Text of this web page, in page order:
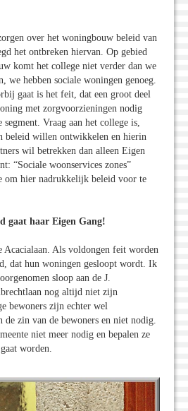
over het woningbouw beleid van
het ontbreken hiervan. Op gebied
komt het college niet verder dan we
we hebben sociale woningen genoeg.
gaat is het feit, dat een groot deel
met zorgvoorzieningen nodig
Vraag aan het college is,
beleid willen ontwikkelen en hierin
wil betrekken dan alleen Eigen
“Sociale woonservices zones”
om hier nadrukkelijk beleid voor te
gaat haar Eigen Gang!
Acacialaan. Als voldongen feit worden
dat hun woningen gesloopt wordt. Ik
sloop aan de J.
nog altijd niet zijn
bewoners zijn echter wel
de zin van de bewoners en niet nodig.
niet meer nodig en bepalen ze
worden.